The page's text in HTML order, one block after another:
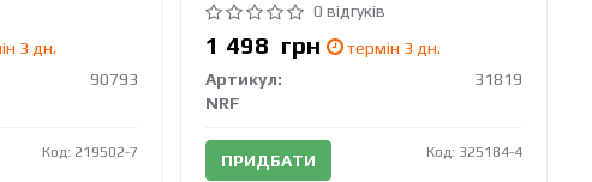
3 дн.
90793
Код: 219502-7
0 відгуків
1 498 грн
термін 3 дн.
Артикул:
31819
NRF
ПРИДБАТИ Код: 325184-4